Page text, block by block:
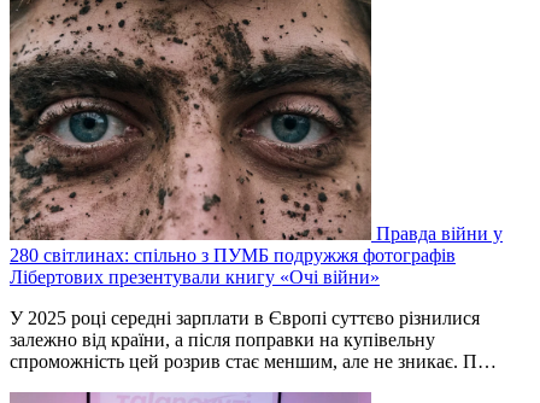
Правда війни у
280 світлинах: спільно з ПУМБ подружжя фотографів
Лібертових презентували книгу «Очі війни»
У 2025 році середні зарплати в Європі суттєво різнилися
залежно від країни, а після поправки на купівельну
спроможність цей розрив стає меншим, але не зникає. П…